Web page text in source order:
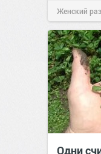
Женский
сайт.23:41
Одни